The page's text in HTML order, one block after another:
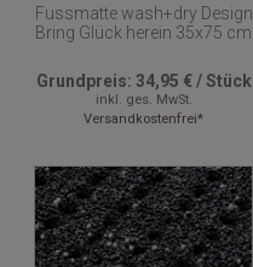
Fussmatte wash+dry Design
Bring Glück herein 35x75 cm
Grundpreis: 34,95 €/Stück
inkl. ges. MwSt.
Versandkostenfrei*